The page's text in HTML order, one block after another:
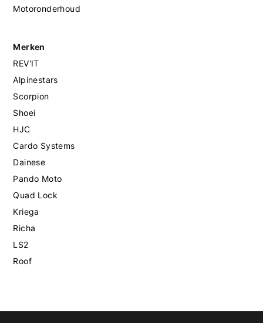
Motoronderhoud
Merken
REV'IT
Alpinestars
Scorpion
Shoei
HJC
Cardo Systems
Dainese
Pando Moto
Quad Lock
Kriega
Richa
LS2
Roof